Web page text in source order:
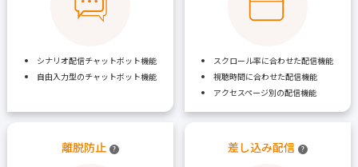
シナリオ配信チャットボット機能
自由入力型のチャットボット機能
スクロール率に合わせた配信機能
視聴時間に合わせた配信機能
アクセスページ別の配信機能
離脱防止 ? 差し込み配信 ?